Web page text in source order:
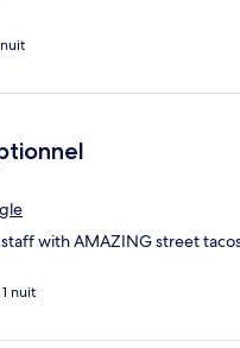
with AMAZING street
nuit